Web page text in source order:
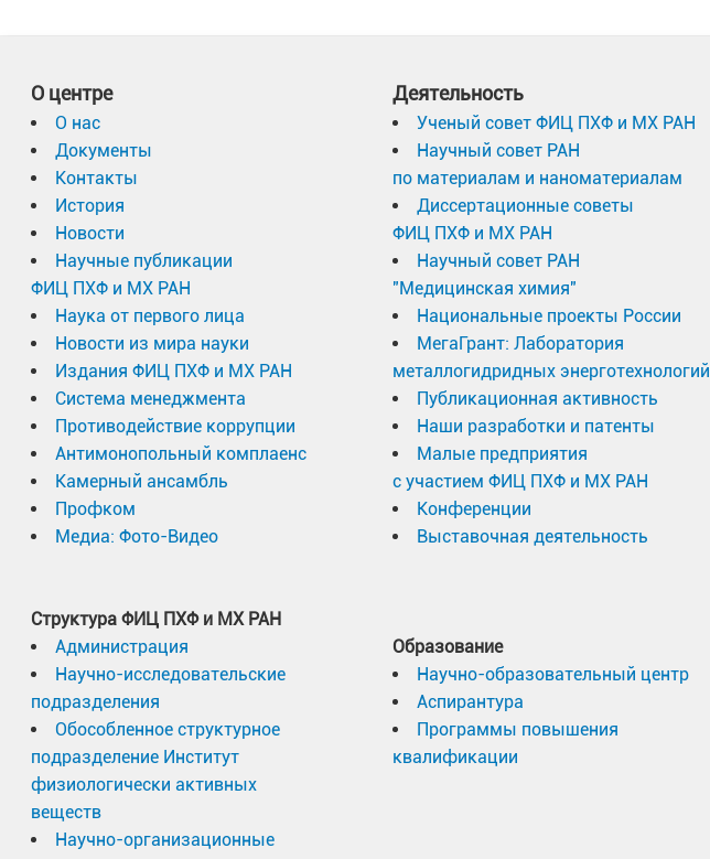
О центре
О нас
Документы
Контакты
История
Новости
Научные публикации
ФИЦ ПХФ и МХ РАН
Наука от первого лица
Новости из мира науки
Издания ФИЦ ПХФ и МХ РАН
Система менеджмента
Противодействие коррупции
Антимонопольный комплаенс
Камерный ансамбль
Профком
Медиа: Фото-Видео
Структура ФИЦ ПХФ и МХ РАН
Администрация
Научно-исследовательские
подразделения
Обособленное структурное
подразделение Институт
физиологически активных
веществ
Научно-организационные
Деятельность
Ученый совет ФИЦ ПХФ и МХ РАН
Научный совет РАН
по материалам и наноматериалам
Диссертационные советы
ФИЦ ПХФ и МХ РАН
Научный совет РАН
"Медицинская химия"
Национальные проекты России
МегаГрант: Лаборатория
металлогидридных энерготехнологий
Публикационная активность
Наши разработки и патенты
Малые предприятия
с участием ФИЦ ПХФ и МХ РАН
Конференции
Выставочная деятельность
Образование
Научно-образовательный центр
Аспирантура
Программы повышения
квалификации